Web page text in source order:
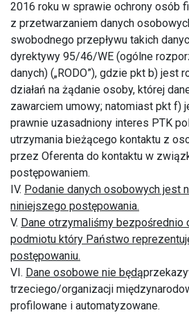
2016 roku w sprawie ochrony osób
z przetwarzaniem danych
swobodnego przepływu takich
dyrektywy 95/46/WE (ogólne
danych) („RODO”), gdzie pkt b) jest
działań na żądanie osoby, której
zawarciem umowy; natomiast pkt f)
prawnie uzasadniony interes PTK
utrzymania bieżącego kontaktu z
przez Oferenta do kontaktu w
postępowaniem.
IV. Podanie danych osobowych jest
niniejszego postępowania.
V. Dane otrzymaliśmy bezpośrednio
podmiotu który Państwo
postępowaniu.
VI. Dane osobowe nie będą
trzeciego/organizacji
profilowane i automatyzowane.